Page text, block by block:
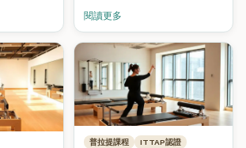
/
、邊類人最
程最值得
Arts ×
課程脫穎
課日期）
嘅 Pilates 導師究竟可以賺幾
多？兼職、全職、自己開班 path
各有幾大潛力？本文深入分析
2026 年香港 Pilates 行業數
據、薪酬區間、入行路徑，最後
附上 Fine Arts Academy 7-8
月最新 Reformer 同 Mat
Pilates 開課日期。
閱讀更多
普拉提課程 ITTAP認證